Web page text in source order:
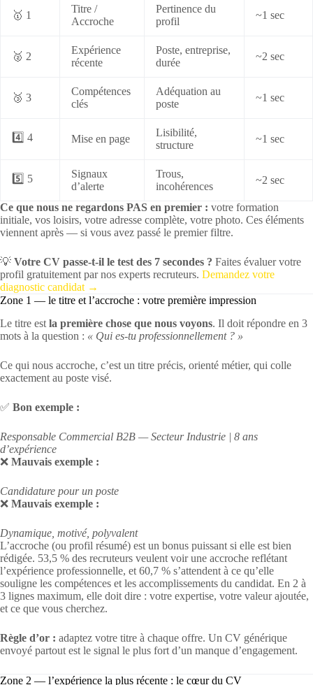
🥇 1
Titre /
Accroche
Pertinence du
profil
~1 sec
🥈 2
Expérience
récente
Poste, entreprise,
durée
~2 sec
🥉 3
Compétences
clés
Adéquation au
poste
~1 sec
4️⃣ 4 Mise en page
Lisibilité,
structure
~1 sec
5️⃣ 5
Signaux
d’alerte
Trous,
incohérences
~2 sec
Ce que nous ne regardons PAS en premier : votre formation
initiale, vos loisirs, votre adresse complète, votre photo. Ces éléments
viennent après — si vous avez passé le premier filtre.
💡 Votre CV passe-t-il le test des 7 secondes ? Faites évaluer votre
profil gratuitement par nos experts recruteurs. Demandez votre
diagnostic candidat →
Zone 1 — le titre et l’accroche : votre première impression
Le titre est la première chose que nous voyons. Il doit répondre en 3
mots à la question : « Qui es-tu professionnellement ? »
Ce qui nous accroche, c’est un titre précis, orienté métier, qui colle
exactement au poste visé.
✅ Bon exemple :
Responsable Commercial B2B — Secteur Industrie | 8 ans
d’expérience
❌ Mauvais exemple :
Candidature pour un poste
❌ Mauvais exemple :
Dynamique, motivé, polyvalent
L’accroche (ou profil résumé) est un bonus puissant si elle est bien
rédigée. 53,5 % des recruteurs veulent voir une accroche reflétant
l’expérience professionnelle, et 60,7 % s’attendent à ce qu’elle
souligne les compétences et les accomplissements du candidat. En 2 à
3 lignes maximum, elle doit dire : votre expertise, votre valeur ajoutée,
et ce que vous cherchez.
Règle d’or : adaptez votre titre à chaque offre. Un CV générique
envoyé partout est le signal le plus fort d’un manque d’engagement.
Zone 2 — l’expérience la plus récente : le cœur du CV